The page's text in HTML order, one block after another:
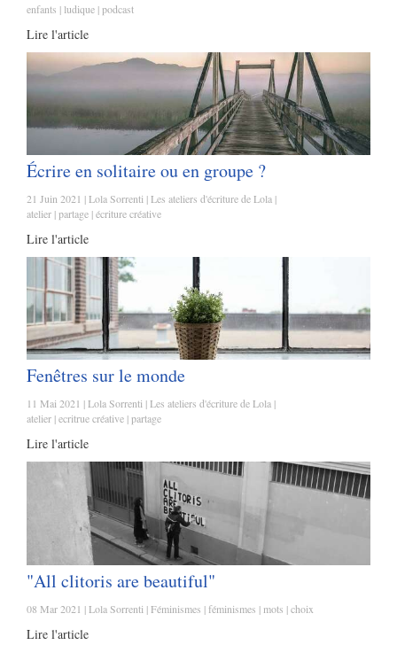
enfants
ludique podcast
Lire l'article
Écrire en solitaire ou en groupe ?
21 Juin 2021 Lola Sorrenti Les ateliers d'écriture de Lola
atelier partage écriture créative
Lire l'article
Fenêtres sur le monde
11 Mai 2021 Lola Sorrenti Les ateliers d'écriture de Lola
atelier ecritrue créative partage
Lire l'article
"All clitoris are beautiful"
08 Mar 2021 Lola Sorrenti Féminismes féminismes mots choix
Lire l'article